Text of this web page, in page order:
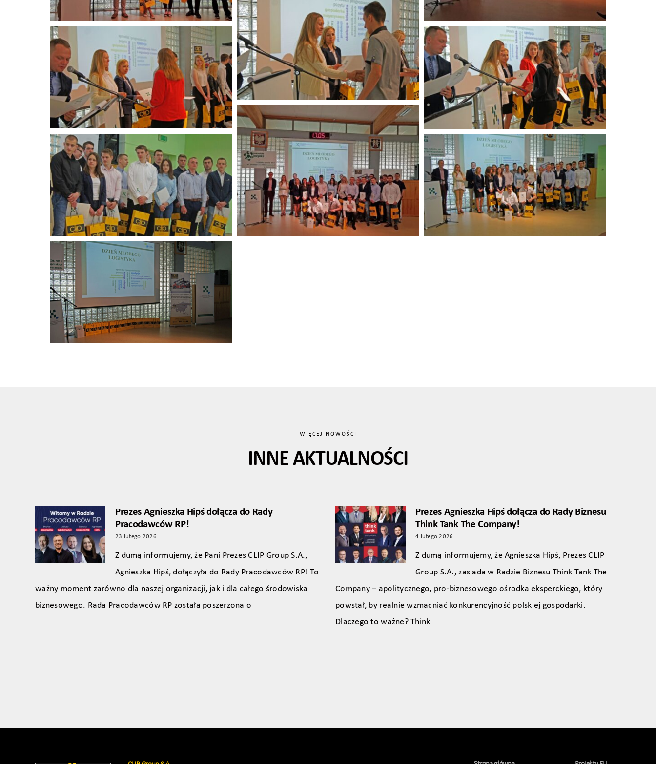
WIĘCEJ NOWOŚCI
INNE AKTUALNOŚCI
Prezes Agnieszka Hipś dołącza do Rady
Pracodawców RP!
23 lutego 2026
Z dumą informujemy, że Pani Prezes CLIP Group S.A.,
Agnieszka Hipś, dołączyła do Rady Pracodawców RP! To
ważny moment zarówno dla naszej organizacji, jak i dla całego środowiska
biznesowego. Rada Pracodawców RP została poszerzona o
Prezes Agnieszka Hipś dołącza do Rady Biznesu
Think Tank The Company!
4 lutego 2026
Z dumą informujemy, że Agnieszka Hipś, Prezes CLIP
Group S.A., zasiada w Radzie Biznesu Think Tank The
Company – apolitycznego, pro‑biznesowego ośrodka eksperckiego, który
powstał, by realnie wzmacniać konkurencyjność polskiej gospodarki.
Dlaczego to ważne? Think